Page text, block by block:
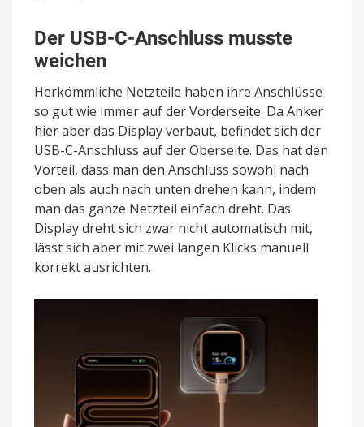
Der USB-C-Anschluss musste
weichen
Herkömmliche Netzteile haben ihre Anschlüsse
so gut wie immer auf der Vorderseite. Da Anker
hier aber das Display verbaut, befindet sich der
USB-C-Anschluss auf der Oberseite. Das hat den
Vorteil, dass man den Anschluss sowohl nach
oben als auch nach unten drehen kann, indem
man das ganze Netzteil einfach dreht. Das
Display dreht sich zwar nicht automatisch mit,
lässt sich aber mit zwei langen Klicks manuell
korrekt ausrichten.